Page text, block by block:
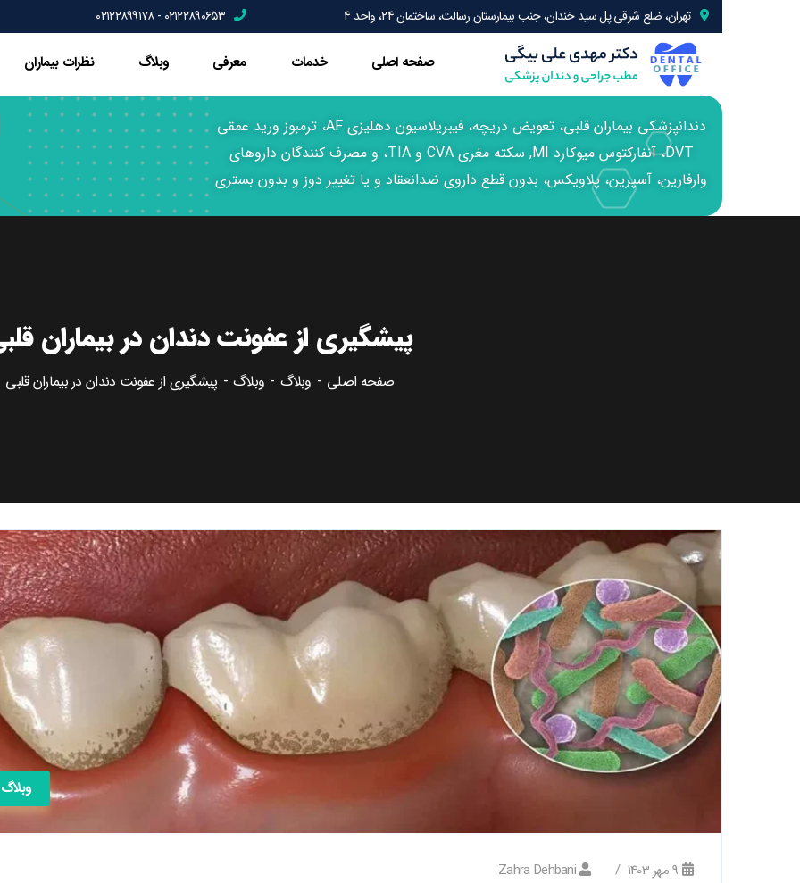
تهران، ضلع شرقی پل سید خندان، جنب بیمارستان رسالت، ساختمان 24، واحد 4 ۰۲۱۲۲۸۹۰۶۵۳ - ۰۲۱۲۲۸۹۹۱۷۸
صفحه اصلی خدمات معرفی وبلاگ نظرات بیماران
دندانپزشکی بیماران قلبی، تعویض دریچه، فیبریلاسیون دهلیزی AF، ترمبوز ورید عمقی
DVT، آنفارکتوس میوکارد MI, سکته مغری CVA و TIA، و مصرف کنندگان داروهای
وارفارین، آسپرین، پلاویکس، بدون قطع داروی ضدانعقاد و یا تغییر دوز و بدون بستری
پیشگیری از عفونت دندان در بیماران
صفحه اصلی وبلاگ وبلاگ پیشگیری از عفونت دندان در بیماران قلبی
وبلاگ
9 مهر 1403 Zahra Dehbani